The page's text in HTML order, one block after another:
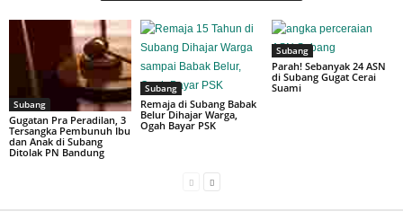
Subang
Gugatan Pra Peradilan, 3
Tersangka Pembunuh Ibu
dan Anak di Subang
Ditolak PN Bandung
Subang
Remaja di Subang Babak
Belur Dihajar Warga,
Ogah Bayar PSK
Subang
Parah! Sebanyak 24 ASN
di Subang Gugat Cerai
Suami